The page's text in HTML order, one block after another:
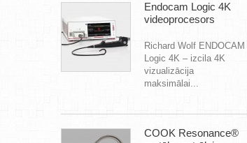
Endocam Logic 4K
videoprocesors
Richard Wolf ENDOCAM
Logic 4K – izcila 4K
vizualizācija
maksimālai...
COOK Resonance®